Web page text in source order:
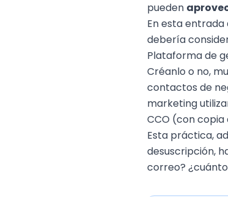
pueden
En esta
debería
Plataforma de
Créanlo o no,
contactos de
marketing
CCO (con copia
Esta práctica,
desuscripción,
correo?